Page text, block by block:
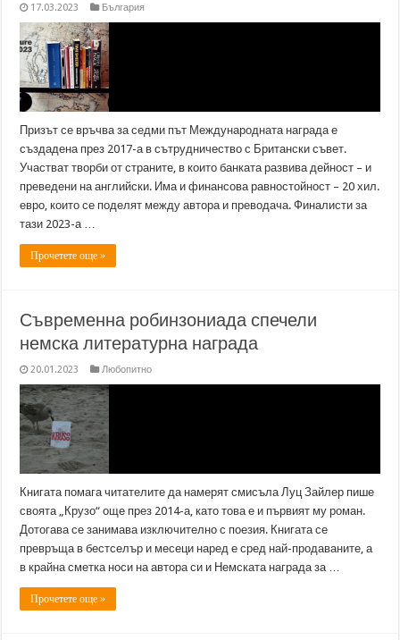
17.03.2023 България
Призът се връчва за седми път Международната награда е
създадена през 2017-а в сътрудничество с Британски съвет.
Участват творби от страните, в които банката развива дейност – и
преведени на английски. Има и финансова равностойност – 20 хил.
евро, които се поделят между автора и преводача. Финалисти за
тази 2023-а …
Прочетете още »
Съвременна робинзониада спечели
немска литературна награда
20.01.2023 Любопитно
Книгата помага читателите да намерят смисъла Луц Зайлер пише
своята „Крузо“ още през 2014-а, като това е и първият му роман.
Дотогава се занимава изключително с поезия. Книгата се
превръща в бестселър и месеци наред е сред най-продаваните, а
в крайна сметка носи на автора си и Немската награда за …
Прочетете още »